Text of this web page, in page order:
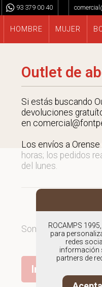
93 379 00 40
HOMBRE MUJER
Outlet de
Si estás buscando
devoluciones
en
Los envíos a
horas; los pedidos
del lunes.
Somos
Ir al outlet de
ROCAMPS
para
redes
información
partners de